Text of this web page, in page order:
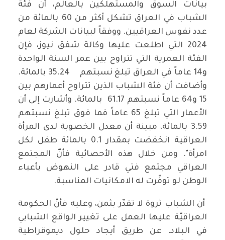
بيانات السوق والمستهلكين بالعالم، أن فئة
الشباب في العراق تشكل أكثر من 60 بالمائة من
عدد نفوس العراقيين. ووفقاً لبيانات الشركة لعام
2024 التي اطلعت عليها وكالة شفق نيوز، فإن
الفئة العمرية التي تتراوح بين عمر السنة الواحدة
و14 عاماً في العراق تبلغ نسبتهم 35.24 بالمائة.
وأضافت أن فئة الشباب الذين تتراوح أعمارهم بين
15 و64 عاماً نسبتهم 61.17 بالمائة. وأشارت إلى أن
الأعمار التي تبلغ 65 عاماً فما فوق تبلغ نسبتهم
3.59 بالمائة، مبينة أن معدل الخصوبة لدى المرأة
العراقية انخفضت بمقدار 0.1 بالمائة طفل لكل
امرأة". ومن خلال هذه الأحصائية فأنّ المجتمع
العراقي مجتمع فتي قادر على النهوض بأعباء
الوطن لو توفّرت له الامكانيات المناسبة.
أن الشباب ثروة لا تقدّر بثمن، وعليه فأنّ الحكومة
العراقيّة عليها العمل على تغيير الواقع الشبابي
في البلاد، عن طريق أيجاد حلول ديموقراطية